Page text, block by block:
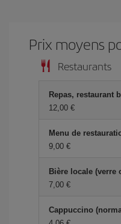
Prix ​​moyens
Restaurants
Repas, restaurant
12,00 €
Menu de
9,00 €
Bière locale (verre
7,00 €
Cappuccino